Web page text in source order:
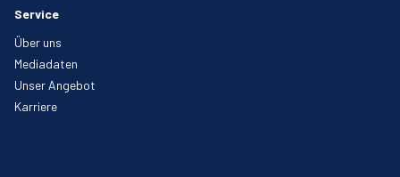
Service
Über uns
Mediadaten
Unser Angebot
Karriere